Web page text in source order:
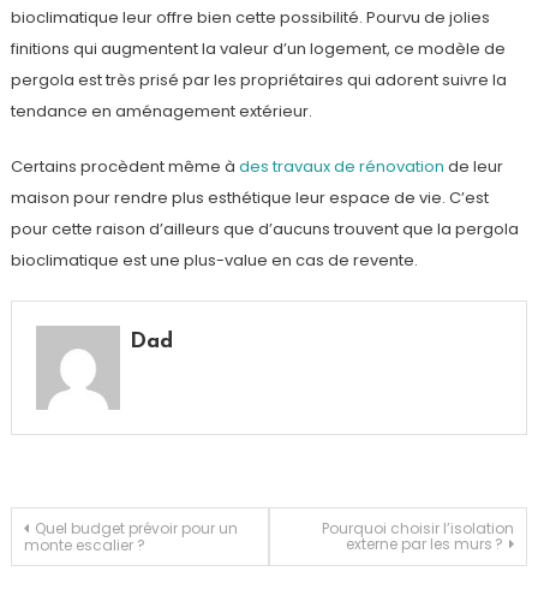
bioclimatique leur offre bien cette possibilité. Pourvu de jolies
finitions qui augmentent la valeur d’un logement, ce modèle de
pergola est très prisé par les propriétaires qui adorent suivre la
tendance en aménagement extérieur.
Certains procèdent même à des travaux de rénovation de leur
maison pour rendre plus esthétique leur espace de vie. C’est
pour cette raison d’ailleurs que d’aucuns trouvent que la pergola
bioclimatique est une plus-value en cas de revente.
Dad
Navigation
Quel budget prévoir pour un
monte escalier ?
Pourquoi choisir l’isolation
externe par les murs ?